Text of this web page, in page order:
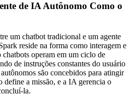
de IA Autônomo Como o
um chatbot tradicional e um agente
reside na forma como interagem e
operam em um ciclo de
de instruções constantes do usuário
são concebidos para atingir
a missão, e a IA gerencia o
la.